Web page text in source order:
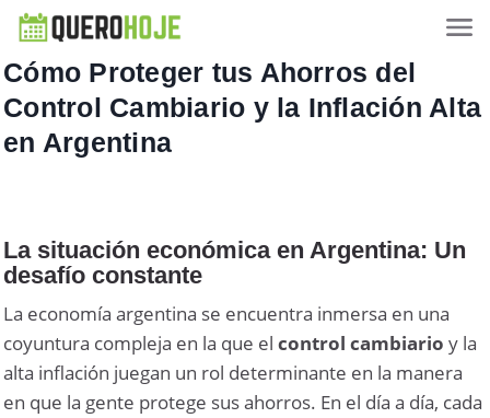
Cómo Proteger tus Ahorros del
Control Cambiario y la Inflación Alta
en Argentina
La situación económica en Argentina: Un
desafío constante
La economía argentina se encuentra inmersa en una
coyuntura compleja en la que elcontrol cambiario y la
alta inflación juegan un rol determinante en la manera
en que la gente protege sus ahorros. En el día a día, cada